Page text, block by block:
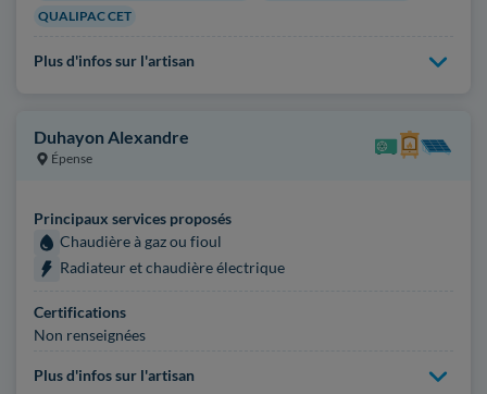
QUALIPAC CET
Plus d'infos sur l'artisan
Duhayon Alexandre
Épense
Principaux services proposés
Chaudière à gaz ou fioul
Radiateur et chaudière électrique
Certifications
Non renseignées
Plus d'infos sur l'artisan